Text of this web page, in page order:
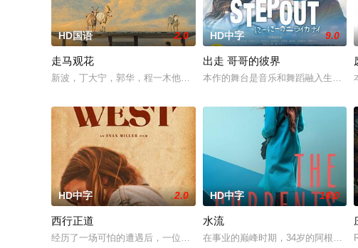
HD国语 2.0
走马观花
新波，丁大宁，郭华，程一木他们毕业于同一所大学。他们和很多年轻人
HD中字 9.0
出走 哥哥的彼界
本作的舞台是音乐和舞蹈融入生活的
HD中字 2.0
西行正道
经历了一场可怕的遭遇后，一位小镇女子向疏远的哥哥借了钱，独自一人
HD中字 10.0
水流
在事业的巅峰时期，34岁的阿根廷造